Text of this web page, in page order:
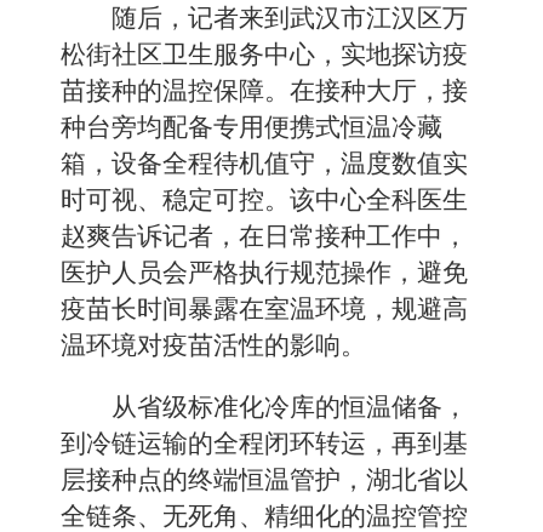
随后，记者来到武汉市江汉区万
松街社区卫生服务中心，实地探访疫
苗接种的温控保障。在接种大厅，接
种台旁均配备专用便携式恒温冷藏
箱，设备全程待机值守，温度数值实
时可视、稳定可控。该中心全科医生
赵爽告诉记者，在日常接种工作中，
医护人员会严格执行规范操作，避免
疫苗长时间暴露在室温环境，规避高
温环境对疫苗活性的影响。
从省级标准化冷库的恒温储备，
到冷链运输的全程闭环转运，再到基
层接种点的终端恒温管护，湖北省以
全链条、无死角、精细化的温控管控